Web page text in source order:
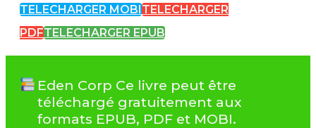
TELECHARGER MOBI TELECHARGER
PDFTELECHARGER EPUB
Eden Corp Ce livre peut être
téléchargé gratuitement aux
formats EPUB, PDF et MOBI.